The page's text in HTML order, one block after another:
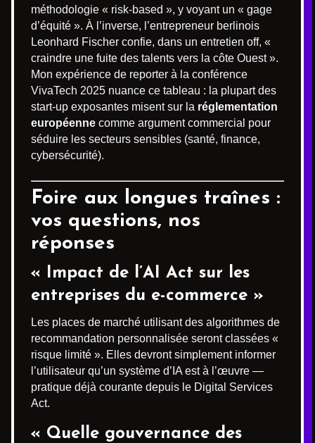
méthodologie « risk-based », y voyant un « gage
d’équité ». À l’inverse, l’entrepreneur berlinois
Leonhard Fischer confie, dans un entretien off, «
craindre une fuite des talents vers la côte Ouest ».
Mon expérience de reporter à la conférence
VivaTech 2025 nuance ce tableau : la plupart des
start-up exposantes misent sur la réglementation
européenne comme argument commercial pour
séduire les secteurs sensibles (santé, finance,
cybersécurité).
Foire aux longues traînes :
vos questions, nos
réponses
« Impact de l’AI Act sur les
entreprises du e-commerce »
Les places de marché utilisant des algorithmes de
recommandation personnalisée seront classées «
risque limité ». Elles devront simplement informer
l’utilisateur qu’un système d’IA est à l’œuvre —
pratique déjà courante depuis le Digital Services
Act.
« Quelle gouvernance des